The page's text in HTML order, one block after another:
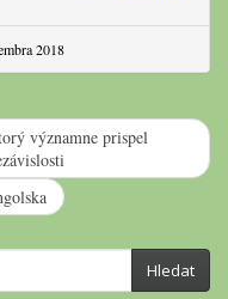
2018
významne prispel
Hledat